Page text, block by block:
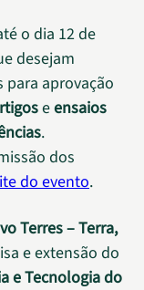
o dia 12 de
desejam
aprovação
eensaios
.
dos
do evento.
Terres – Terra,
e extensão do
e Tecnologia do